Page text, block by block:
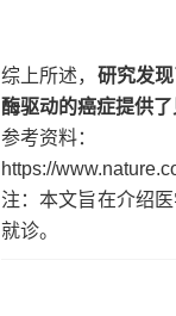
综上所述， 研究发
酶驱动的癌症提供
参考资料：
https://
注：本文旨在介绍
就诊。